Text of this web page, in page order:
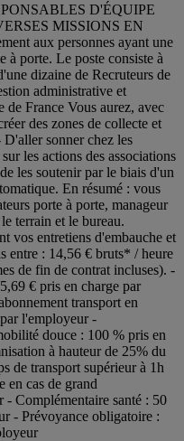
D'ÉQUIPE
MISSIONS EN
aux personnes ayant une
à porte. Le poste consiste à
dizaine de Recruteurs de
administrative et
France Vous aurez, avec
des zones de collecte et
D'aller sonner chez les
les actions des associations
les soutenir par le biais d'un
En résumé : vous
porte à porte, manageur
terrain et le bureau.
vos entretiens d'embauche et
entre : 14,56 € bruts* / heure
de fin de contrat incluses). -
€ pris en charge par
transport en
l'employeur -
douce : 100 % pris en
à hauteur de 25% du
de transport supérieur à 1h
en cas de grand
- Complémentaire santé : 50
- Prévoyance obligatoire :